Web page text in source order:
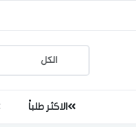
الاكثر طلباً